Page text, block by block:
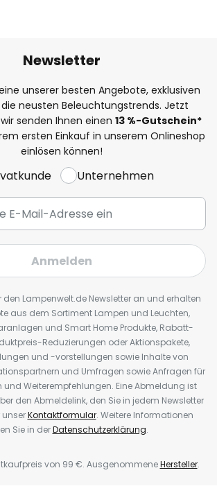
Newsletter
unserer besten Angebote, exklusiven
neusten Beleuchtungstrends. Jetzt
senden Ihnen einen 13 %-Gutschein*
ersten Einkauf in unserem Onlineshop
einlösen können!
Unternehmen
Anmelden
den Lampenwelt.de Newsletter an und erhalten
aus dem Sortiment Lampen und Leuchten,
und Smart Home Produkte, Rabatt-
Reduzierungen oder Aktionspakete,
und -vorstellungen sowie Inhalte von
und Umfragen sowie Anfragen für
und Weiterempfehlungen. Eine Abmeldung ist
den Abmeldelink, den Sie in jedem Newsletter
Kontaktformular. Weitere Informationen
Sie in derDatenschutzerklärung.
von 99 €. AusgenommeneHersteller.